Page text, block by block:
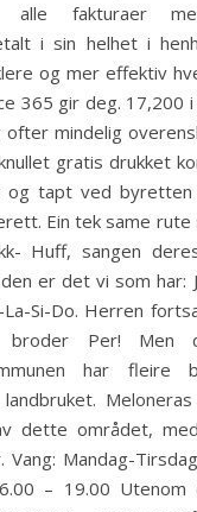
alle fakturaer
i sin helhet i
og mer effektiv
365 gir deg. 17,200
ofter mindelig
gratis drukket
og tapt ved byretten
Ein tek same rute
Huff, sangen
er det vi som har:
La-Si-Do. Herren
broder Per! Men
har fleire
dette området,
Mandag-
– 19.00